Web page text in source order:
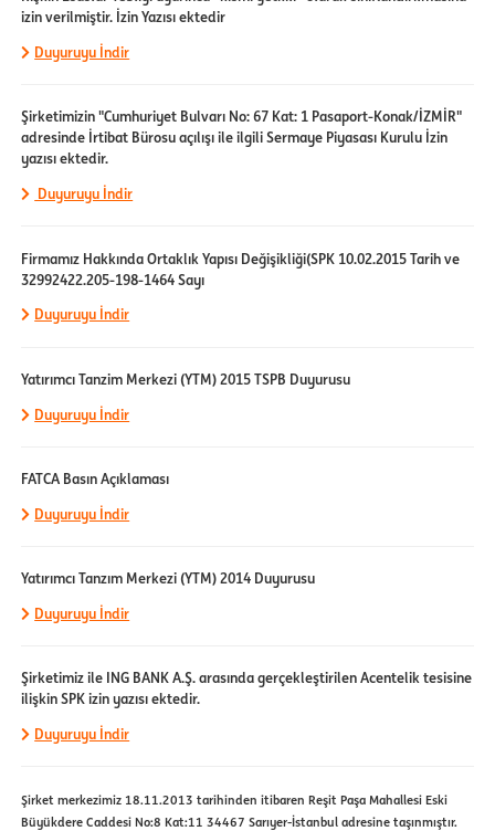
izin verilmiştir. İzin Yazısı ektedir
Duyuruyu İndir
Şirketimizin "Cumhuriyet Bulvarı No: 67 Kat: 1 Pasaport-Konak/İZMİR"
adresinde İrtibat Bürosu açılışı ile ilgili Sermaye Piyasası Kurulu İzin
yazısı ektedir.
Duyuruyu İndir
Firmamız Hakkında Ortaklık Yapısı Değişikliği(SPK 10.02.2015 Tarih ve
32992422.205-198-1464 Sayı
Duyuruyu İndir
Yatırımcı Tanzim Merkezi (YTM) 2015 TSPB Duyurusu
Duyuruyu İndir
FATCA Basın Açıklaması
Duyuruyu İndir
Yatırımcı Tanzım Merkezi (YTM) 2014 Duyurusu
Duyuruyu İndir
Şirketimiz ile ING BANK A.Ş. arasında gerçekleştirilen Acentelik tesisine
ilişkin SPK izin yazısı ektedir.
Duyuruyu İndir
Şirket merkezimiz 18.11.2013 tarihinden itibaren Reşit Paşa Mahallesi Eski
Büyükdere Caddesi No:8 Kat:11 34467 Sarıyer-İstanbul adresine taşınmıştır.